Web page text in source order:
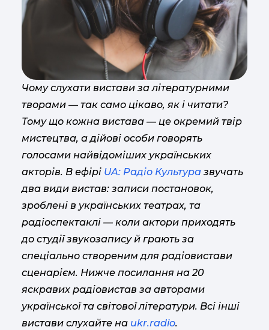
Чому слухати вистави за літературними
творами — так само цікаво, як і читати?
Тому що кожна вистава — це окремий твір
мистецтва, а дійові особи говорять
голосами найвідоміших українських
акторів. В ефірі UA: Радіо Культура звучать
два види вистав: записи постановок,
зроблені в українських театрах, та
радіоспектаклі — коли актори приходять
до студії звукозапису й грають за
спеціально створеним для радіовистави
сценарієм. Нижче посилання на 20
яскравих радіовистав за авторами
української та світової літератури. Всі інші
вистави слухайте на ukr.radio.